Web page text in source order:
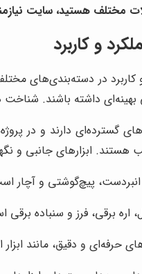
مختلف هستید، سایت
و کاربرد
کاربرد در دسته‌بندی‌های
بهینه‌ای داشته باشند.
گسترده‌ای دارند و در
هستند. ابزارهای جانبی و
پیچ‌گوشتی و آچار است
اره برقی، فرز و سنباده
حرفه‌ای و دقیق، مانند